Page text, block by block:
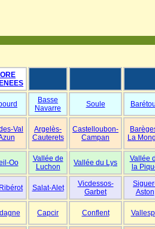
Basse
Navarre
Soule
Val
Argelès-
Cauterets
Castelloubon-
Campan
La
Oo
Vallée de
Luchon
Vallée du Lys
Vallée
la
Salat-Alet
Vicdessos-
Garbet
Aston
Capcir Conflent